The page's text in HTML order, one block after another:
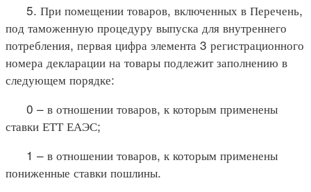
5. При помещении товаров, включенных в Перечень,
под таможенную процедуру выпуска для внутреннего
потребления, первая цифра элемента 3 регистрационного
номера декларации на товары подлежит заполнению в
следующем порядке:
0 – в отношении товаров, к которым применены
ставки ЕТТ ЕАЭС;
1 – в отношении товаров, к которым применены
пониженные ставки пошлины.